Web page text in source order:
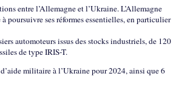
entre l’Allemagne et l’Ukraine. L’Allemagne
poursuivre ses réformes essentielles, en particulier
automoteurs issus des stocks industriels, de 120
de type IRIS-T.
militaire à l’Ukraine pour 2024, ainsi que 6